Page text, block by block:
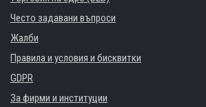
Често задавани въпроси
Жалби
Правила и условия и бисквитки
GDPR
За фирми и институции